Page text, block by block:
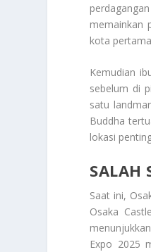
memainkan
kota
Kemudian
sebelum di
satu
Buddha
lokasi
SALAH
Saat ini,
Osaka
Expo 2025